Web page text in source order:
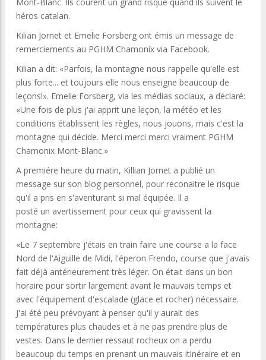
héros catalan.
Kilian Jornet et Emelie Forsberg ont émis un message de
remerciements au PGHM Chamonix via Facebook.
Kilian a dit: «Parfois, la montagne nous rappelle qu'elle est
plus forte... et toujours elle nous enseigne beaucoup de
leçons!». Emelie Forsberg, via les médias sociaux, a déclaré:
«Une fois de plus j'ai apprit une leçon, la météo et les
conditions établissent les règles, nous jouons, mais c'est la
montagne qui décide. Merci merci merci vraiment PGHM
Chamonix Mont-Blanc.»
A premiére heure du matin, Killian Jornet a publié un
message sur son blog personnel, pour reconaitre le risque
qu'il a pris en s'aventurant si mal équipée. Il a
posté un avertissement pour ceux qui gravissent la
montagne:
«Le 7 septembre j'étais en train faire une course a la face
Nord de l'Aiguille de Midi, l'éperon Frendo, course que j'avais
fait déjà antérieurement très léger. On était dans un bon
horaire pour sortir largement avant le mauvais temps et
avec l'équipement d'escalade (glace et rocher) nécessaire.
J'ai été peu prévoyant à penser qu'il y aurait des
températures plus chaudes et à ne pas prendre plus de
vestes. Dans le dernier ressaut rocheux on a perdu
beaucoup du temps en prenant un mauvais itinéraire et en